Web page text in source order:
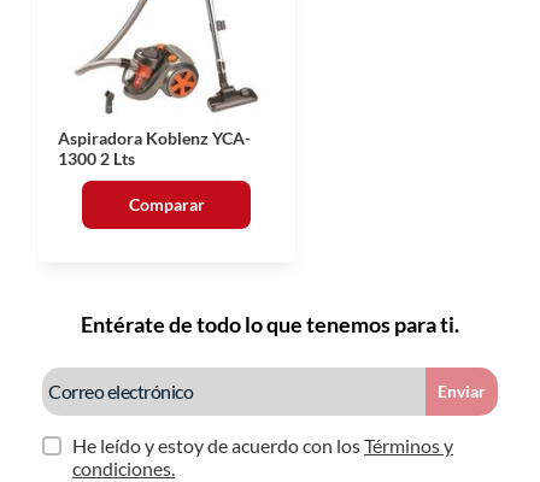
Aspiradora Koblenz YCA-
1300 2 Lts
Comparar
Entérate de todo lo que tenemos para ti.
Enviar
He leído y estoy de acuerdo con losTérminos y
condiciones.